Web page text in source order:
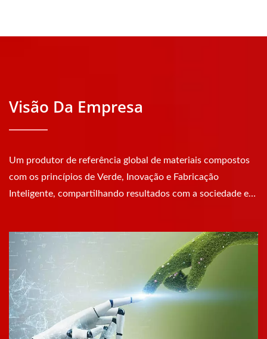
Visão Da Empresa
Um produtor de referência global de materiais compostos
com os princípios de Verde, Inovação e Fabricação
Inteligente, compartilhando resultados com a sociedade e